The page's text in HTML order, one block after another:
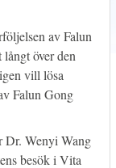
av Falun
över den
vill lösa
Falun Gong
Dr. Wenyi Wang
besök i Vita